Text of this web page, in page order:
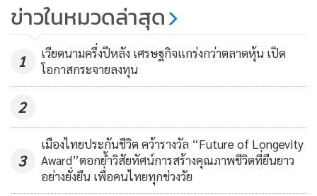
จำนวนเที่ยวบินภายในประเทศนั้นสามารถกลับมาฟื้นตัวได้เต็มที่
แต่ในขณะเดียวกันจำนวนเที่ยวบินระหว่างประเทศยังคงค้างอยู่
ที่ระดับ 50% ของปี 2019 โดยติดเรื่องข้อจำกัดของจำนวนเครื่อง
บิน บุคลากรของสายการบิน และประสิทธิภาพของสนามบินที่จะ
มารองรับผู้โดยสาร ส่งผลให้ค่าโดยสารเครื่องบินระหว่างประเทศ
ปรับตัวสูงขึ้นเมื่อเทียบกับก่อนโควิด นอกจากข้อจำกัดทางฝั่งจีน
แล้ว ทางฝั่งท่าอากาศยานไทย โดยเฉพาะอย่างยิ่งสนามบินหลัก
ของไทย ยังมีข้อจำกัดเรื่องบริการภาคพื้นดินที่ไม่เพียงพอที่จะ
รองรับปริมาณเที่ยวบินและผู้โดยสาร โดยในเบื้องต้นได้มีการว่า
92
ข่าวในหมวดล่าสุด
1
เวียดนามครึ่งปีหลัง เศรษฐกิจแกร่งกว่าตลาดหุ้น เปิด
โอกาสกระจายลงทุน
2
3
เมืองไทยประกันชีวิต คว้ารางวัล “Future of Longevity
Award”ตอกย้ำวิสัยทัศน์การสร้างคุณภาพชีวิตที่ยืนยาว
อย่างยั่งยืน เพื่อคนไทยทุกช่วงวัย